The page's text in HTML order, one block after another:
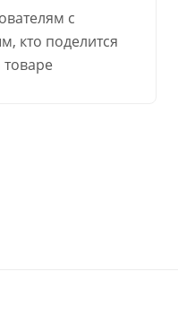
с
кто поделится